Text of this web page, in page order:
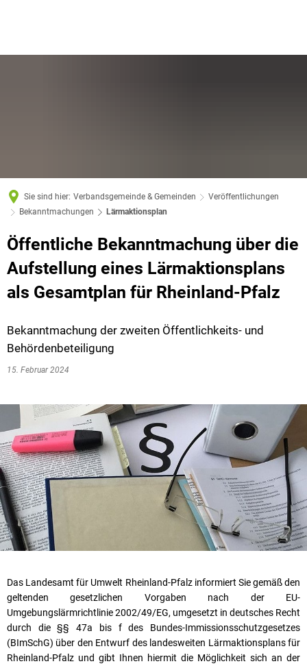
Sie sind hier: Verbandsgemeinde & Gemeinden
Veröffentlichungen
Bekanntmachungen
Lärmaktionsplan
Öffentliche Bekanntmachung über die
Aufstellung eines Lärmaktionsplans
als Gesamtplan für Rheinland-Pfalz
Bekanntmachung der zweiten Öffentlichkeits- und
Behördenbeteiligung
15. Februar 2024
Das Landesamt für Umwelt Rheinland-Pfalz informiert Sie gemäß den
geltenden gesetzlichen Vorgaben nach der EU-
Umgebungslärmrichtlinie 2002/49/EG, umgesetzt in deutsches Recht
durch die §§ 47a bis f des Bundes-Immissionsschutzgesetzes
(BImSchG) über den Entwurf des landesweiten Lärmaktionsplans für
Rheinland-Pfalz und gibt Ihnen hiermit die Möglichkeit sich an der